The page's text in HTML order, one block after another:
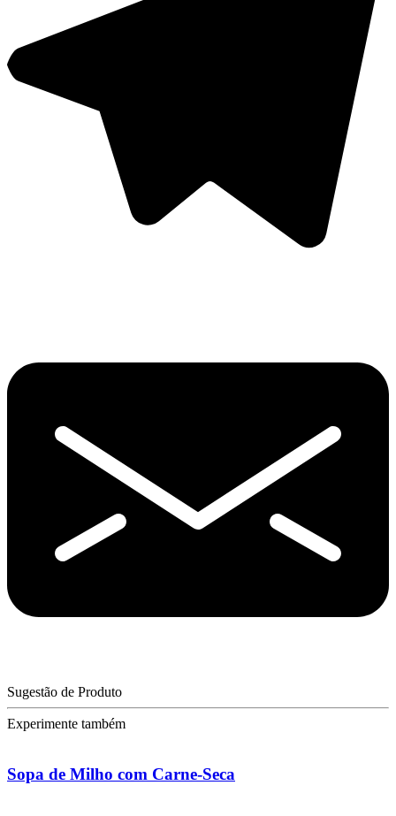
Sugestão de Produto
Experimente também
Sopa de Milho com Carne-Seca